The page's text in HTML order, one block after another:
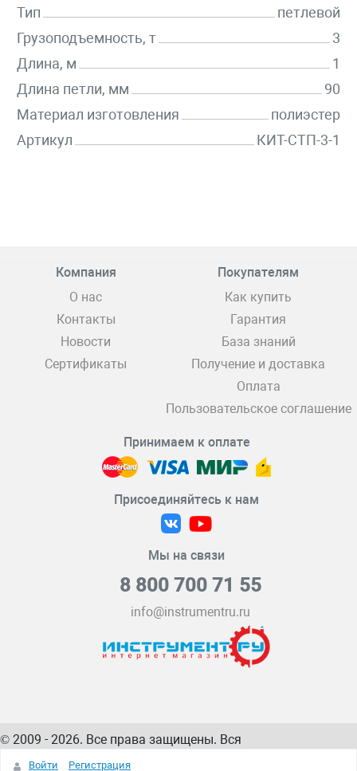
Тип
петлевой
Грузоподъемность, т
3
Длина, м
1
Длина петли, мм
90
Материал изготовления
полиэстер
Артикул
КИТ-СТП-3-1
Компания
О нас
Контакты
Новости
Сертификаты
Покупателям
Как купить
Гарантия
База знаний
Получение и доставка
Оплата
Пользовательское соглашение
Принимаем к оплате
Присоединяйтесь к нам
Мы на связи
8 800 700 71 55
info@instrumentru.ru
© 2009 - 2026. Все права защищены. Вся
информация на сайте – собственность
Войти Регистрация